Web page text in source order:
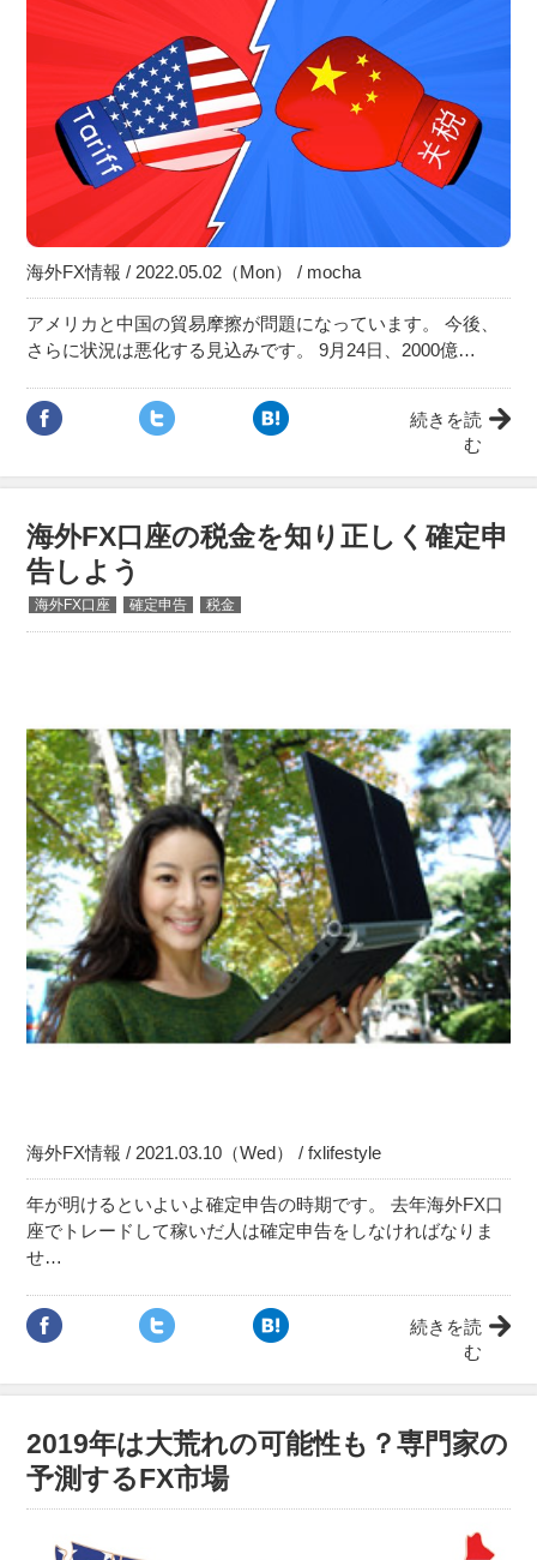
海外FX情報 / 2022.05.02（Mon） / mocha
アメリカと中国の貿易摩擦が問題になっています。 今後、
さらに状況は悪化する見込みです。 9月24日、2000億…
続きを読
む
海外FX口座の税金を知り正しく確定申
告しよう
海外FX口座 確定申告 税金
海外FX情報 / 2021.03.10（Wed） / fxlifestyle
年が明けるといよいよ確定申告の時期です。 去年海外FX口
座でトレードして稼いだ人は確定申告をしなければなりま
せ…
続きを読
む
2019年は大荒れの可能性も？専門家の
予測するFX市場